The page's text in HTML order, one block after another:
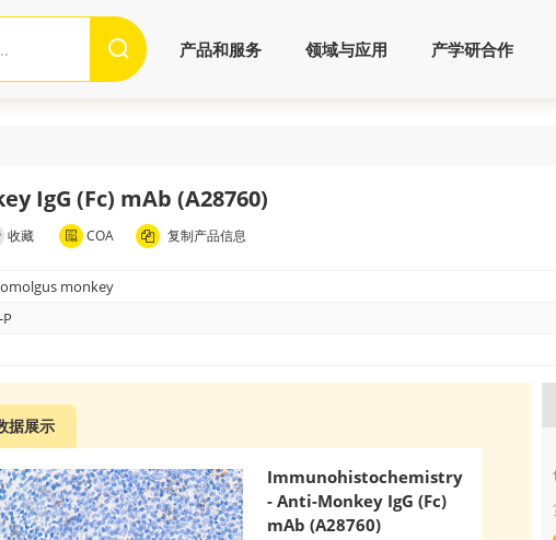
IgG (Fc) mAb (A28760)
收藏 COA 复制产品信息
monkey
据展示
Immunohistochemistry
- Anti-Monkey IgG (Fc)
mAb (A28760)
产品和服务 领域与应用 产学研合作